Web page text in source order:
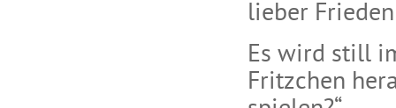
lieber
Es wird still
Fritzchen